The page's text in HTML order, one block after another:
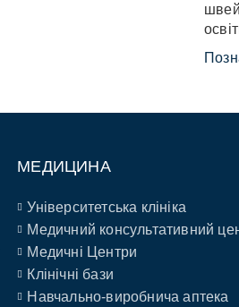
МЕДИЦИНА
Університетська клініка
Медичний консультативний
Медичні Центри
Клінічні бази
Навчально-виробнича аптека